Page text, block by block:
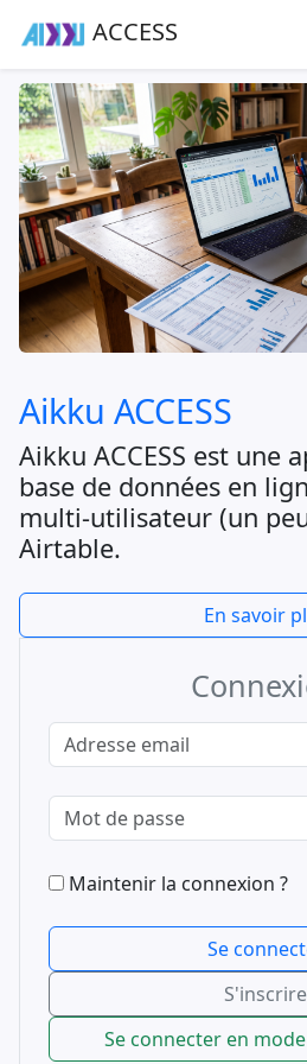
ACCESS
Aikku ACCESS
Aikku ACCESS est une
base de données en
multi-utilisateur (un
Airtable.
En savoir
Maintenir la connexion ?
S'inscrire
Se connecter en